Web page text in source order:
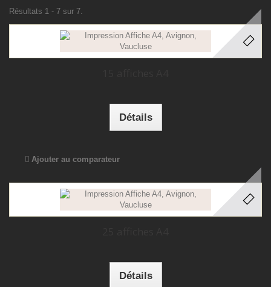
Résultats 1 - 7 sur 7.
Détails
Ajouter au comparateur
Détails